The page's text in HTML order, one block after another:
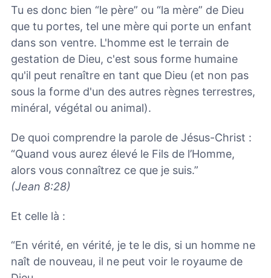
Tu es donc bien “le père” ou “la mère” de Dieu
que tu portes, tel une mère qui porte un enfant
dans son ventre. L'homme est le terrain de
gestation de Dieu, c'est sous forme humaine
qu'il peut renaître en tant que Dieu (et non pas
sous la forme d'un des autres règnes terrestres,
minéral, végétal ou animal).
De quoi comprendre la parole de Jésus-Christ :
“Quand vous aurez élevé le Fils de l’Homme,
alors vous connaîtrez ce que je suis.”
(Jean 8:28)
Et celle là :
“En vérité, en vérité, je te le dis, si un homme ne
naît de nouveau, il ne peut voir le royaume de